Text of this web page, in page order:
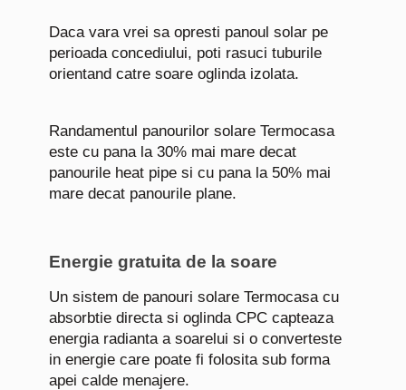
Daca vara vrei sa opresti panoul solar pe
perioada concediului, poti rasuci tuburile
orientand catre soare oglinda izolata.
Randamentul panourilor solare Termocasa
este cu pana la 30% mai mare decat
panourile heat pipe si cu pana la 50% mai
mare decat panourile plane.
Energie gratuita de la soare
Un sistem de panouri solare Termocasa cu
absorbtie directa si oglinda CPC capteaza
energia radianta a soarelui si o converteste
in energie care poate fi folosita sub forma
apei calde menajere.